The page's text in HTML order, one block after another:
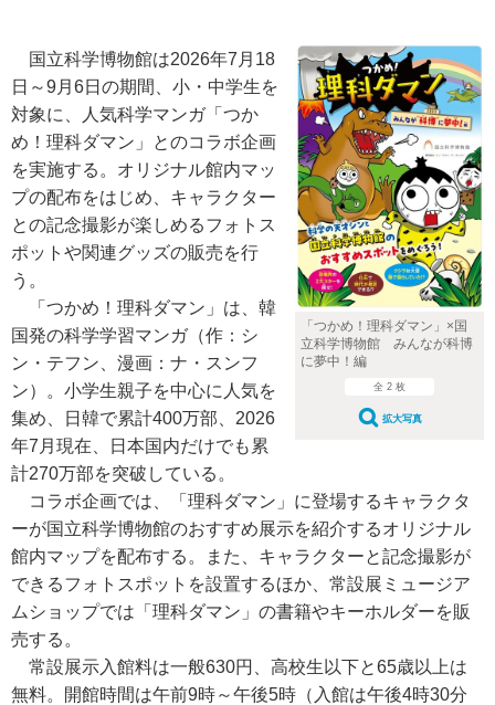
「つかめ！理科ダマン」×国
立科学博物館 みんなが科博
に夢中！編
全 2 枚
拡大写真
国立科学博物館は2026年7月18
日～9月6日の期間、小・中学生を
対象に、人気科学マンガ「つか
め！理科ダマン」とのコラボ企画
を実施する。オリジナル館内マッ
プの配布をはじめ、キャラクター
との記念撮影が楽しめるフォトス
ポットや関連グッズの販売を行
う。
「つかめ！理科ダマン」は、韓
国発の科学学習マンガ（作：シ
ン・テフン、漫画：ナ・スンフ
ン）。小学生親子を中心に人気を
集め、日韓で累計400万部、2026
年7月現在、日本国内だけでも累
計270万部を突破している。
コラボ企画では、「理科ダマン」に登場するキャラクタ
ーが国立科学博物館のおすすめ展示を紹介するオリジナル
館内マップを配布する。また、キャラクターと記念撮影が
できるフォトスポットを設置するほか、常設展ミュージア
ムショップでは「理科ダマン」の書籍やキーホルダーを販
売する。
常設展示入館料は一般630円、高校生以下と65歳以上は
無料。開館時間は午前9時～午後5時（入館は午後4時30分